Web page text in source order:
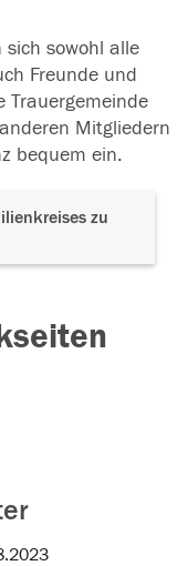
sowohl alle
Freunde und
Trauergemeinde
Mitgliedern
bequem ein.
zu